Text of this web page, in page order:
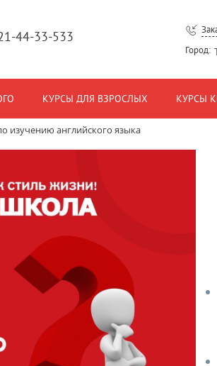
44-33-533
Город:
КУРСЫ ДЛЯ ВЗРОСЛЫХ КУРСЫ
изучению английского языка